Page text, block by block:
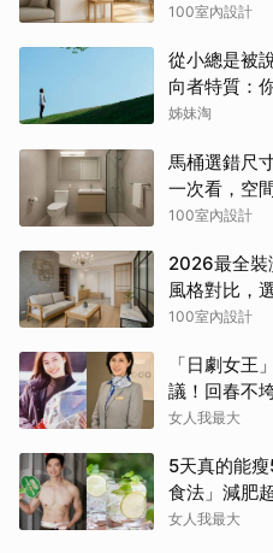
100室內設計
從小總是被
向者特質：
同
姊妹淘
馬桶選錯尺
一次看，空
100室內設計
2026最全裝
風格對比，
100室內設計
「日劇女王
議！回春不
食是關鍵！
女人我最大
5天真的能
食法」減肥
神
女人我最大